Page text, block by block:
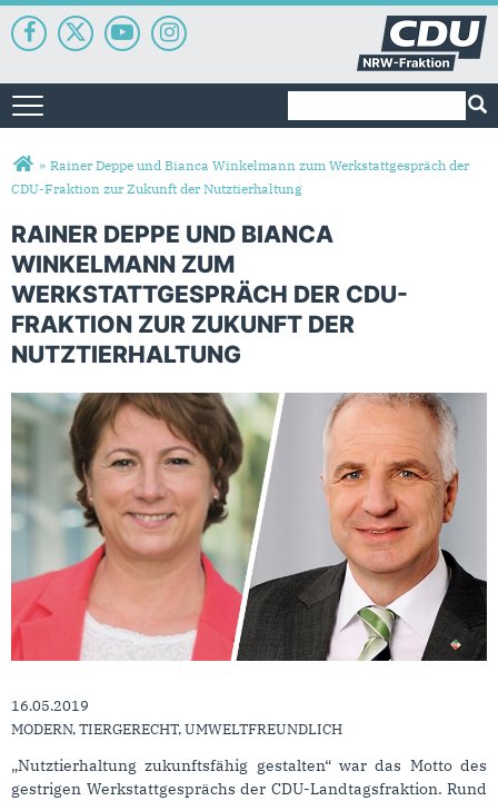
Toggle navigation
Sie sind hier
» Rainer Deppe und Bianca Winkelmann zum Werkstattgespräch der
CDU-Fraktion zur Zukunft der Nutztierhaltung
RAINER DEPPE UND BIANCA
WINKELMANN ZUM
WERKSTATTGESPRÄCH DER CDU-
FRAKTION ZUR ZUKUNFT DER
NUTZTIERHALTUNG
16.05.2019
MODERN, TIERGERECHT, UMWELTFREUNDLICH
„Nutztierhaltung zukunftsfähig gestalten“ war das Motto des
gestrigen Werkstattgesprächs der CDU-Landtagsfraktion. Rund